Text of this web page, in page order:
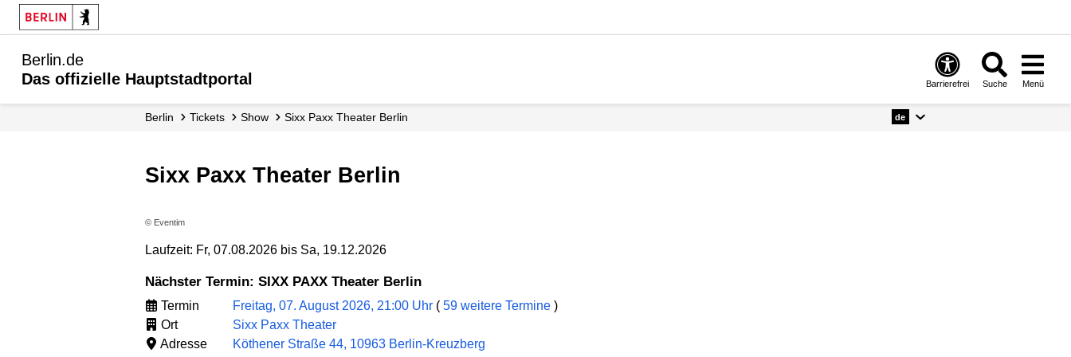
Berlin.de
Das offizielle Hauptstadtportal
Barrierefrei Suche Menü
Berlin Tickets Show Sixx Paxx Theater Berlin de
Sixx Paxx Theater Berlin
© Eventim
Laufzeit: Fr, 07.08.2026 bis Sa, 19.12.2026
Nächster Termin: SIXX PAXX Theater Berlin
Termin Freitag, 07. August 2026, 21:00 Uhr ( 59 weitere Termine )
Ort
Sixx Paxx Theater
Adresse
Köthener Straße 44, 10963 Berlin-Kreuzberg